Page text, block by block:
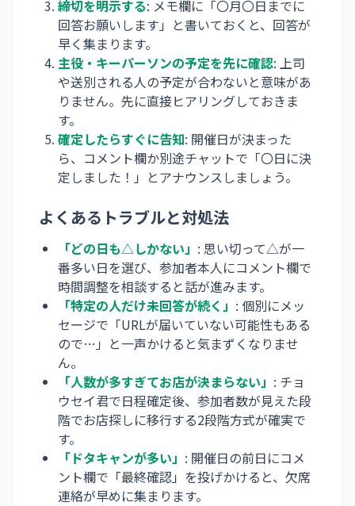
締切を明示する: メモ欄に「〇月〇日までに
回答お願いします」と書いておくと、回答が
早く集まります。
主役・キーパーソンの予定を先に確認: 上司
や送別される人の予定が合わないと意味があ
りません。先に直接ヒアリングしておきま
す。
確定したらすぐに告知: 開催日が決まった
ら、コメント欄か別途チャットで「〇日に決
定しました！」とアナウンスしましょう。
よくあるトラブルと対処法
「どの日も△しかない」 : 思い切って△が一
番多い日を選び、参加者本人にコメント欄で
時間調整を相談すると話が進みます。
「特定の人だけ未回答が続く」 : 個別にメッ
セージで「URLが届いていない可能性もある
ので…」と一声かけると気まずくなりませ
ん。
「人数が多すぎてお店が決まらない」 : チョ
ウセイ君で日程確定後、参加者数が見えた段
階でお店探しに移行する2段階方式が確実で
す。
「ドタキャンが多い」 : 開催日の前日にコメ
ント欄で「最終確認」を投げかけると、欠席
連絡が早めに集まります。